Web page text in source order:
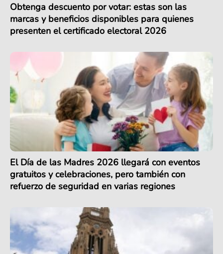
Obtenga descuento por votar: estas son las
marcas y beneficios disponibles para quienes
presenten el certificado electoral 2026
El Día de las Madres 2026 llegará con eventos
gratuitos y celebraciones, pero también con
refuerzo de seguridad en varias regiones